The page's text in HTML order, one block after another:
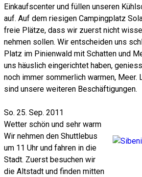
Einkaufscenter und füllen unseren
auf. Auf dem riesigen Campingplatz
freie Plätze, dass wir zuerst nicht
nehmen sollen. Wir entscheiden uns
Platz im Pinienwald mit Schatten und
uns häuslich eingerichtet haben,
noch immer sommerlich warmen, Meer.
sind unsere weiteren Beschäftigungen.
So. 25. Sep. 2011
Wetter schön und sehr warm
Wir nehmen den Shuttlebus
um 11 Uhr und fahren in die
Stadt. Zuerst besuchen wir
die Altstadt und finden mitten